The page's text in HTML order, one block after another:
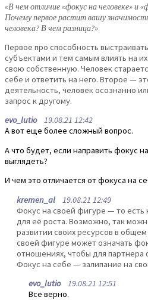
«В чем отличие «фокус на человеке» и
Почему первое растит вашу
человека? В чем разница?»
Первое про способность
субъектами и тем самым влиять на
свою собственную. Человек
себе и ответить на него. Второе —
деятельность, человек осознанно
запрос к другому.
evo_lutio19.08.21 12:42
А вот еще более сложный вопрос.
А что будет, если направить фокус
выглядеть?
И чем это отличается от фокуса на
kremen_al 19.08.21 12:49
Фокус на своей фигуре — то есть
для её роста. Возможно, так
развитии своих ресурсов в
своей фигуре может означать
отношениях, чтобы для партнера
Фокус на себе — залипание на
evo_lutio19.08.21 12:51
Все верно.